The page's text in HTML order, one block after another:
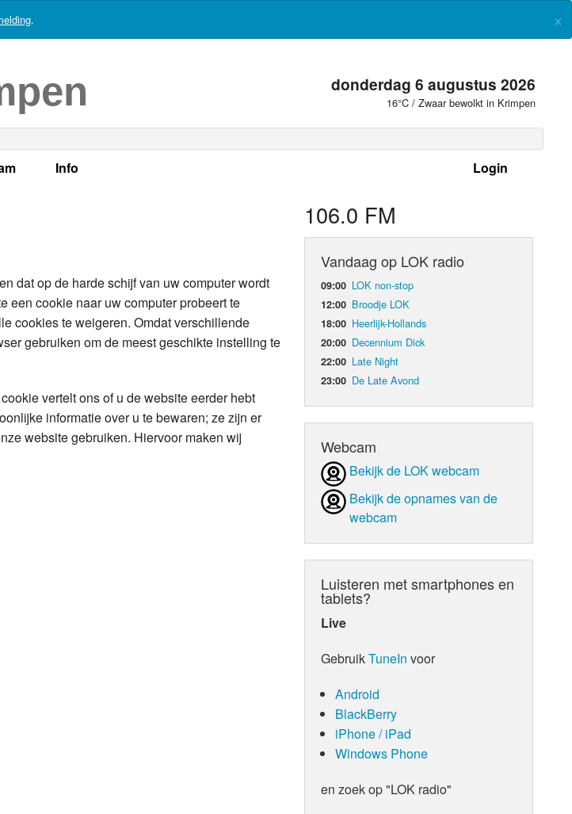
. ×
donderdag 6 augustus 2026
16°C / Zwaar bewolkt in Krimpen
Login
IJssel
Info
Persberichten
Bestuur
Vacatures
Weerman
dat op de harde schijf van uw computer wordt
een cookie naar uw computer probeert te
cookies te weigeren. Omdat verschillende
gebruiken om de meest geschikte instelling te
vertelt ons of u de website eerder hebt
informatie over u te bewaren; ze zijn er
website gebruiken. Hiervoor maken wij
106.0 FM
Vandaag op LOK radio
09:00 LOK non-stop
12:00 Broodje LOK
18:00 Heerlijk-Hollands
20:00 Decennium Dick
22:00 Late Night
23:00 De Late Avond
Webcam
Bekijk de LOK webcam
Bekijk de opnames van de
webcam
Luisteren met smartphones en
tablets?
Live
GebruikTuneIn voor
Android
BlackBerry
iPhone / iPad
Windows Phone
en zoek op "LOK radio"